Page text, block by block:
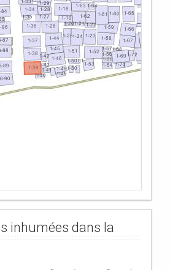
inhumées dans la